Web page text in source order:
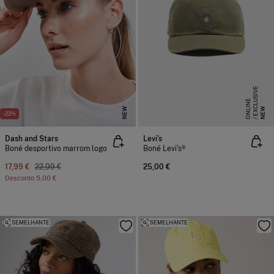
-22% NEW
Dash and Stars
Boné desportivo marrom logo
17,99 € 22,99 €
Desconto 5,00 €
NEW
E
X
C
L
US
I
V
E
O
N
L
I
N
E
Levi's
Boné Levi's®
25,00 €
SEMELHANTE SEMELHANTE